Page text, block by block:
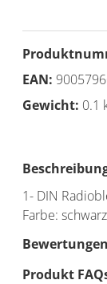
EAN:
Gewicht: 0.1
1- DIN
Farbe: schwarz
Bewertungen
Produkt